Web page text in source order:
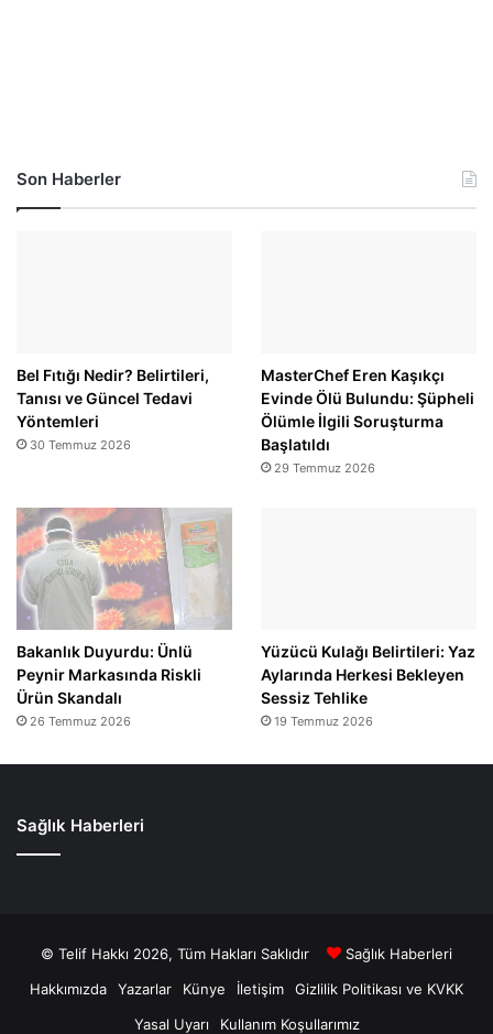
Son Haberler
Bel Fıtığı Nedir? Belirtileri,
Tanısı ve Güncel Tedavi
Yöntemleri
30 Temmuz 2026
MasterChef Eren Kaşıkçı
Evinde Ölü Bulundu: Şüpheli
Ölümle İlgili Soruşturma
Başlatıldı
29 Temmuz 2026
Bakanlık Duyurdu: Ünlü
Peynir Markasında Riskli
Ürün Skandalı
26 Temmuz 2026
Yüzücü Kulağı Belirtileri: Yaz
Aylarında Herkesi Bekleyen
Sessiz Tehlike
19 Temmuz 2026
Sağlık Haberleri
© Telif Hakkı 2026, Tüm Hakları Saklıdır
Sağlık Haberleri
Hakkımızda
Yazarlar Künye İletişim
Gizlilik Politikası ve KVKK
Yasal Uyarı
Kullanım Koşullarımız